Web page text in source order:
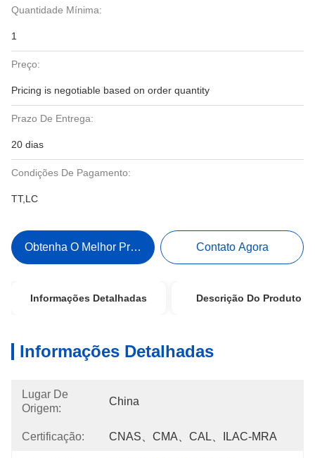
Quantidade Mínima:
1
Preço:
Pricing is negotiable based on order quantity
Prazo De Entrega:
20 dias
Condições De Pagamento:
TT,LC
Obtenha O Melhor Preço Contato Agora
Informações Detalhadas Descrição Do Produto
Informações Detalhadas
Lugar De
Origem:
China
Certificação: CNAS、CMA、CAL、ILAC-MRA